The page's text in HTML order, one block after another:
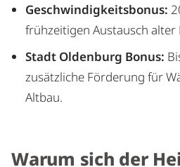
Geschwindigkeitsbonus:
frühzeitigen Austausch alter
Stadt Oldenburg Bonus:
zusätzliche Förderung für
Altbau.
Warum sich der